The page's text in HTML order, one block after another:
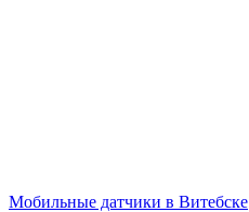
Мобильные датчики в Витебске